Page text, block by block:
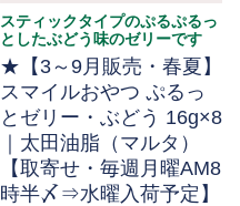
スティックタイプのぷるぷるっ
としたぶどう味のゼリーです
★【3～9月販売・春夏】
スマイルおやつ ぷるっ
とゼリー・ぶどう 16g×8
｜太田油脂（マルタ）
【取寄せ・毎週月曜AM8
時半〆⇒水曜入荷予定】